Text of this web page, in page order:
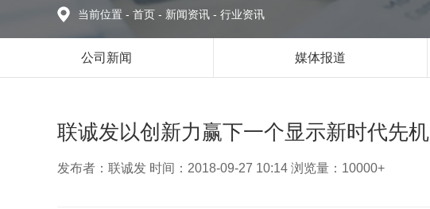
当前位置 - 首页 - 新闻资讯 - 行业资讯
公司新闻 媒体报道
联诚发以创新力赢下一个显示新时代先机
发布者：联诚发 时间：2018-09-27 10:14 浏览量：10000+